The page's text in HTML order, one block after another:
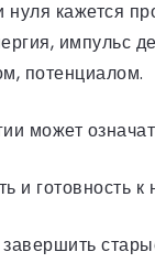
кажется
импульс
потенциалом.
может
и готовность к
завершить